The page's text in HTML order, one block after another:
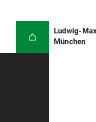
Ludwig-
München